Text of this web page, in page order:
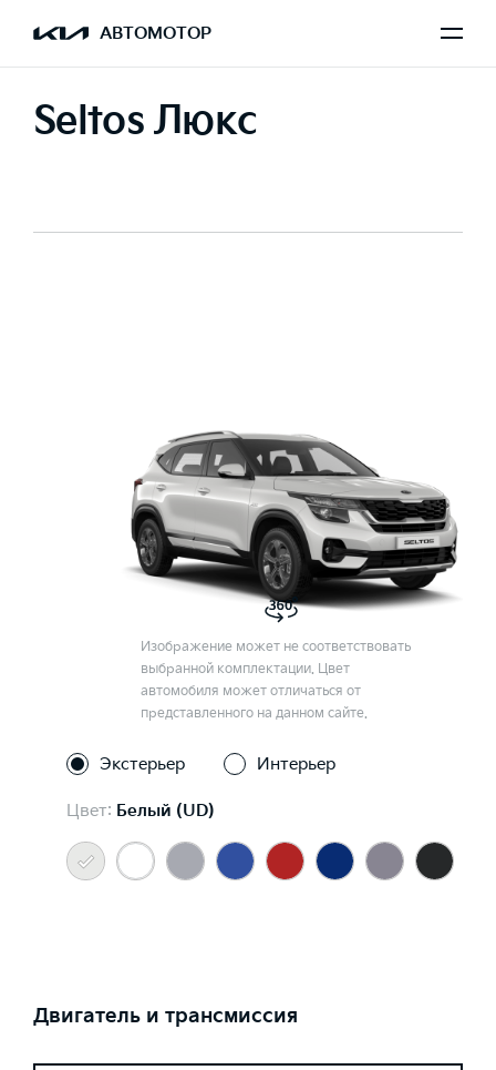
АВТОМОТОР
Seltos Люкс
Изображение может не соответствовать
выбранной комплектации. Цвет
автомобиля может отличаться от
представленного на данном сайте.
Экстерьер Интерьер
Цвет: Белый (UD)
Двигатель и трансмиссия